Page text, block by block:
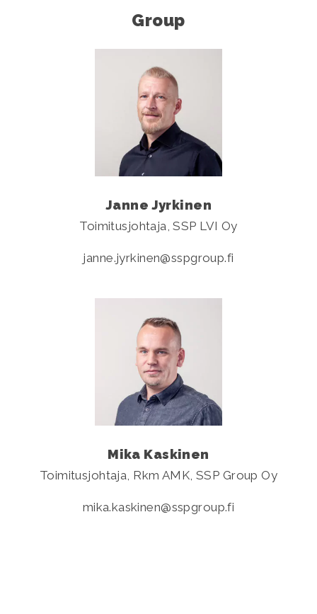
Group
Janne Jyrkinen
Toimitusjohtaja, SSP LVI Oy
janne.jyrkinen sspgroup.fi
Mika Kaskinen
Toimitusjohtaja, Rkm AMK, SSP Group Oy
mika.kaskinen sspgroup.fi